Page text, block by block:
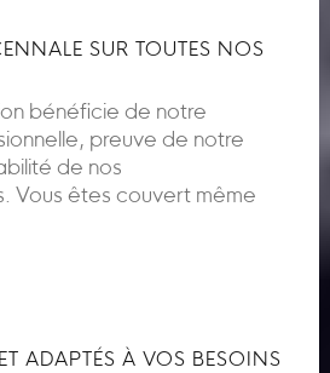
SUR TOUTES NOS
bénéficie de notre
preuve de notre
de nos
Vous êtes couvert même
ADAPTÉS À VOS BESOINS